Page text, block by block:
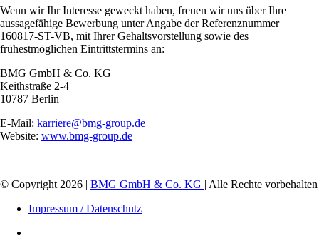
Wenn wir Ihr Interesse geweckt haben, freuen wir uns über Ihre
aussagefähige Bewerbung unter Angabe der Referenznummer
160817-ST-VB, mit Ihrer Gehaltsvorstellung sowie des
frühestmöglichen Eintrittstermins an:
BMG GmbH & Co. KG
Keithstraße 2-4
10787 Berlin
E-Mail: karriere@bmg-group.de
Website: www.bmg-group.de
© Copyright 2026 | BMG GmbH & Co. KG | Alle Rechte vorbehalten
Impressum / Datenschutz